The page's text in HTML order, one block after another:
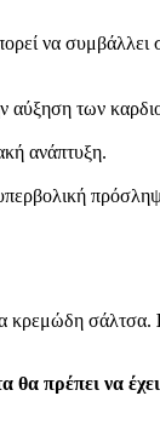
να
αύξηση των
ανάπτυξη.
κρεμώδη σάλτσα.
θα πρέπει να